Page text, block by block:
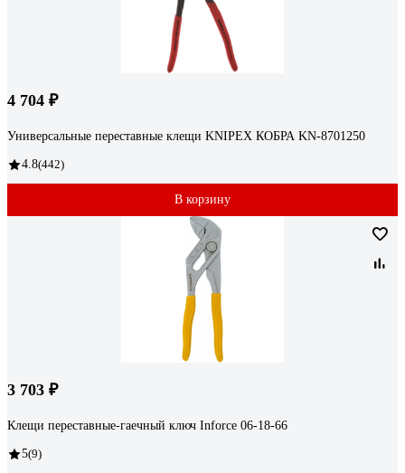
4 704 ₽
Универсальные переставные клещи KNIPEX КОБРА KN-8701250
4.8(442)
В корзину
3 703 ₽
Клещи переставные-гаечный ключ Inforce 06-18-66
5(9)